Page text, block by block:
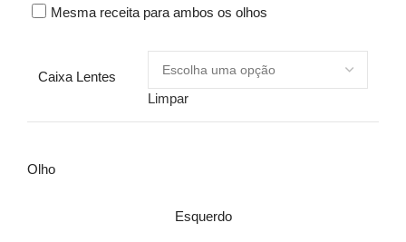
Mesma receita para ambos os olhos
Caixa Lentes
Limpar
Olho
Esquerdo